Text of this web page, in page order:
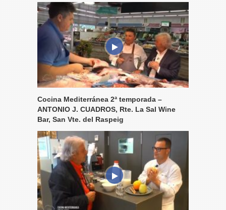
Cocina Mediterránea 2ª temporada –
ANTONIO J. CUADROS, Rte. La Sal Wine
Bar, San Vte. del Raspeig